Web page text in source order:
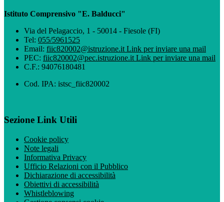
Istituto Comprensivo "E. Balducci"
Via del Pelagaccio, 1 - 50014 - Fiesole (FI)
Tel: 055/5961525
Email: fiic820002@istruzione.it Link per inviare una mail
PEC: fiic820002@pec.istruzione.it Link per inviare una mail
C.F.: 94076180481
Cod. IPA: istsc_fiic820002
Sezione Link Utili
Cookie policy
Note legali
Informativa Privacy
Ufficio Relazioni con il Pubblico
Dichiarazione di accessibilità
Obiettivi di accessibilità
Whistleblowing